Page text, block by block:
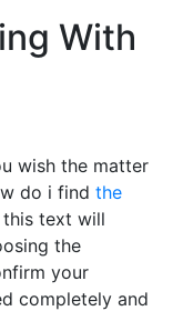
With
wish the matter
do i find the
text will
the
your
completely and